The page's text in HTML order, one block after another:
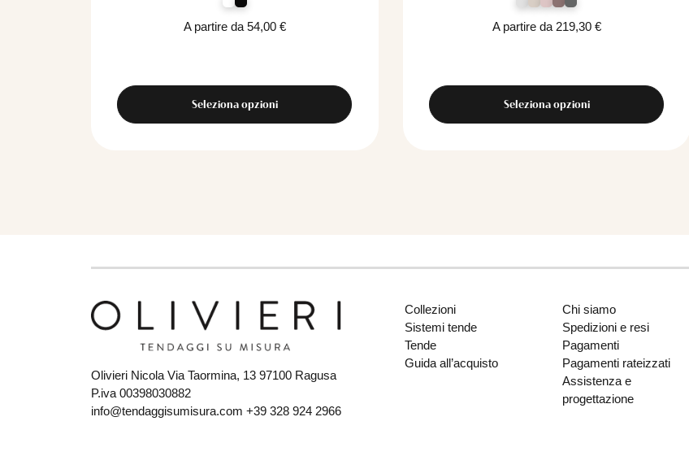
A partire da 54,00 €
Seleziona opzioni
A partire da 219,30 €
Seleziona opzioni
Olivieri Nicola Via Taormina, 13 97100 Ragusa
P.iva 00398030882
info@tendaggisumisura.com +39 328 924 2966
Collezioni
Sistemi tende
Tende
Guida all’acquisto
Chi siamo
Spedizioni e resi
Pagamenti
Pagamenti rateizzati
Assistenza e
progettazione